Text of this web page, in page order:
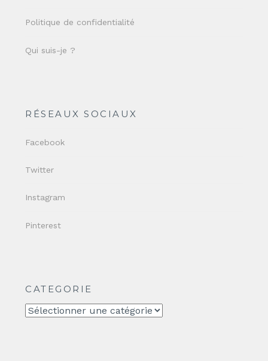
Politique de confidentialité
Qui suis-je ?
RÉSEAUX SOCIAUX
Facebook
Twitter
Instagram
Pinterest
CATEGORIE
CATEGORIE